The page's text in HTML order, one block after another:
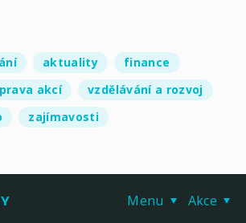
aktuality
finance
akcí
vzdělávání a rozvoj
zajímavosti
Menu Akce